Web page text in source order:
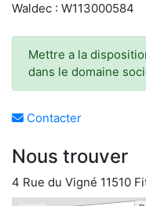
Waldec : W113000584
Mettre a la
dans le domaine
Contacter
Nous trouver
4 Rue du Vigné 11510